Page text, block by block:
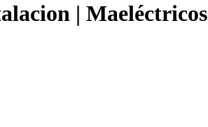
| Maeléctricos